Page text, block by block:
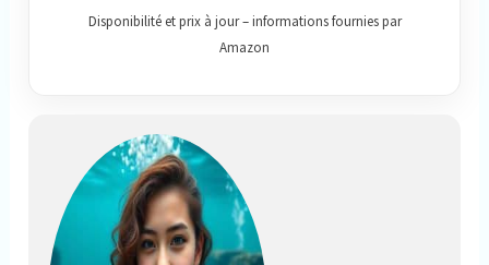
Disponibilité et prix à jour – informations fournies par
Amazon